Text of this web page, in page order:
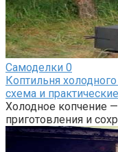
Самоделки 0
Коптильня
схема и
Холодное копчение
приготовления и